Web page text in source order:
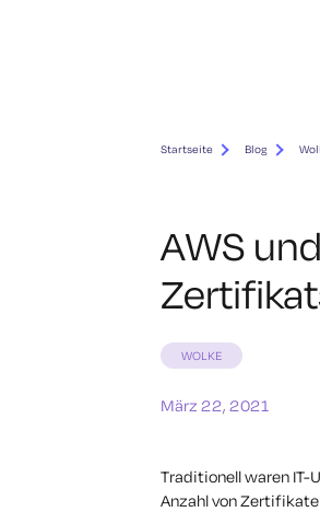
Startseite Blog
AWS
WOLKE
März 22, 2021
Traditionell waren IT-
Anzahl von